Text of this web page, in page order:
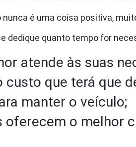
é uma coisa positiva,
dedique quanto tempo for
atende às suas
custo que terá que
manter o veículo;
oferecem o melhor